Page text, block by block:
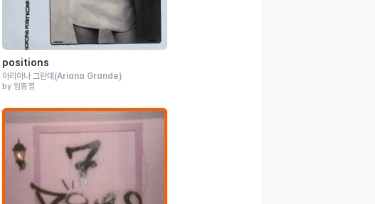
positions
아리아나 그란데 (Ariana Grande)
by 임동엽